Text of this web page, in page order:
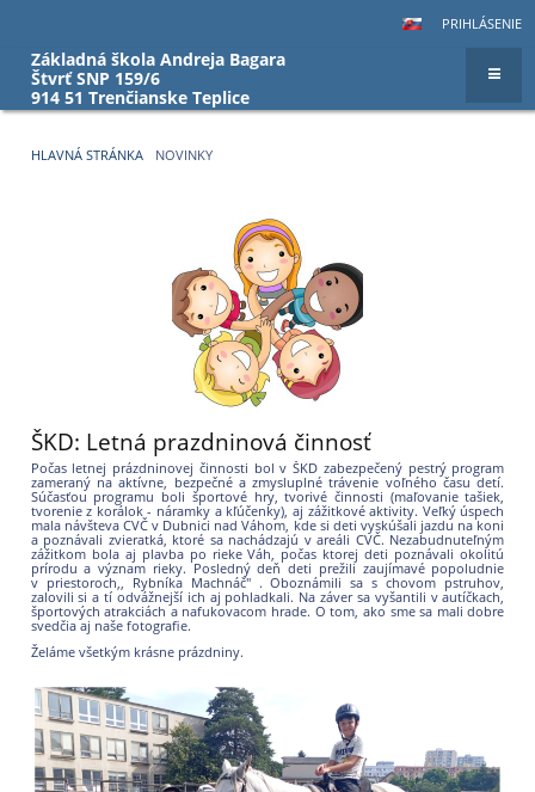
PRIHLÁSENIE
Základná škola Andreja Bagara
Štvrť SNP 159/6
914 51 Trenčianske Teplice
HLAVNÁ STRÁNKA NOVINKY
ŠKD: Letná prazdninová činnosť
Počas letnej prázdninovej činnosti bol v ŠKD zabezpečený pestrý program
zameraný na aktívne, bezpečné a zmysluplné trávenie voľného času detí.
Súčasťou programu boli športové hry, tvorivé činnosti (maľovanie tašiek,
tvorenie z korálok - náramky a kľúčenky), aj zážitkové aktivity. Veľký úspech
mala návšteva CVČ v Dubnici nad Váhom, kde si deti vyskúšali jazdu na koni
a poznávali zvieratká, ktoré sa nachádzajú v areáli CVČ. Nezabudnuteľným
zážitkom bola aj plavba po rieke Váh, počas ktorej deti poznávali okolitú
prírodu a význam rieky. Posledný deň deti prežili zaujímavé popoludnie
v priestoroch,, Rybníka Machnáč" . Oboznámili sa s chovom pstruhov,
zalovili si a tí odvážnejší ich aj pohladkali. Na záver sa vyšantili v autíčkach,
športových atrakciách a nafukovacom hrade. O tom, ako sme sa mali dobre
svedčia aj naše fotografie.
Želáme všetkým krásne prázdniny.